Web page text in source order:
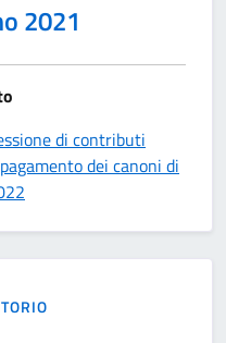
2021
di contributi
dei canoni di